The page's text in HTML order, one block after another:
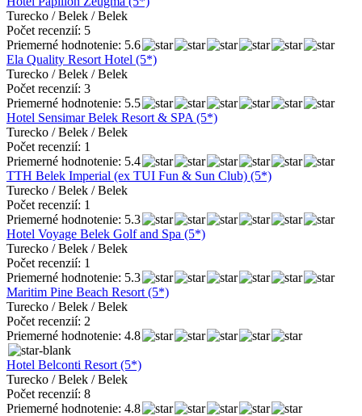
Turecko / Belek / Belek
Počet recenzií: 5
Priemerné hodnotenie: 5.6
Ela Quality Resort Hotel (5*)
Turecko / Belek / Belek
Počet recenzií: 3
Priemerné hodnotenie: 5.5
Hotel Sensimar Belek Resort & SPA (5*)
Turecko / Belek / Belek
Počet recenzií: 1
Priemerné hodnotenie: 5.4
TTH Belek Imperial (ex TUI Fun & Sun Club) (5*)
Turecko / Belek / Belek
Počet recenzií: 1
Priemerné hodnotenie: 5.3
Hotel Voyage Belek Golf and Spa (5*)
Turecko / Belek / Belek
Počet recenzií: 1
Priemerné hodnotenie: 5.3
Maritim Pine Beach Resort (5*)
Turecko / Belek / Belek
Počet recenzií: 2
Priemerné hodnotenie: 4.8
Hotel Belconti Resort (5*)
Turecko / Belek / Belek
Počet recenzií: 8
Priemerné hodnotenie: 4.8